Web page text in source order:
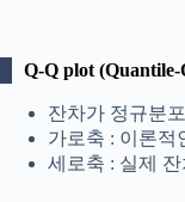
Q-Q plot
잔차가 정규분
가로축 : 이론적
세로축 : 실제